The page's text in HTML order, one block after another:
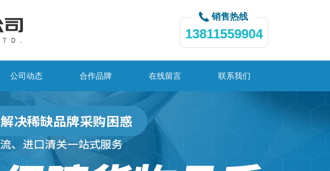
销售热线
13811559904
公司动态 合作品牌 在线留言 联系我们